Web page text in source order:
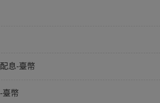
息-臺幣
臺幣